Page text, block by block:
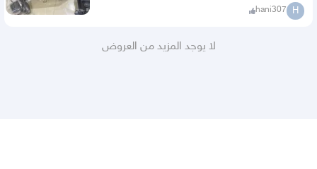
H
hani307
لا يوجد المزيد من العروض